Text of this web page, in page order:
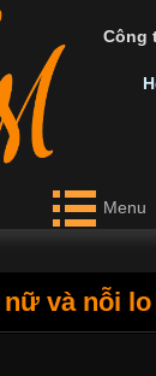
Công
Menu
nữ và nỗi